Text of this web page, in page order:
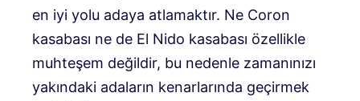
en iyi yolu adaya atlamaktır. Ne Coron
kasabası ne de El Nido kasabası özellikle
muhteşem değildir, bu nedenle zamanınızı
yakındaki adaların kenarlarında geçirmek